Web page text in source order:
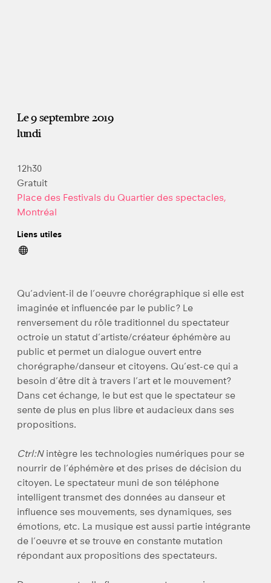
Le 9 septembre 2019
lundi
12h30
Gratuit
Place des Festivals du Quartier des spectacles,
Montréal
Liens utiles
Qu’advient-il de l’oeuvre chorégraphique si elle est
imaginée et influencée par le public? Le
renversement du rôle traditionnel du spectateur
octroie un statut d’artiste/créateur éphémère au
public et permet un dialogue ouvert entre
chorégraphe/danseur et citoyens. Qu’est-ce qui a
besoin d’être dit à travers l’art et le mouvement?
Dans cet échange, le but est que le spectateur se
sente de plus en plus libre et audacieux dans ses
propositions.
Ctrl:N intègre les technologies numériques pour se
nourrir de l’éphémère et des prises de décision du
citoyen. Le spectateur muni de son téléphone
intelligent transmet des données au danseur et
influence ses mouvements, ses dynamiques, ses
émotions, etc. La musique est aussi partie intégrante
de l’oeuvre et se trouve en constante mutation
répondant aux propositions des spectateurs.